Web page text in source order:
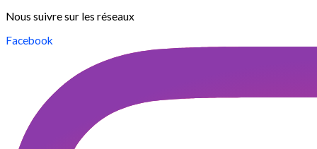
Nous suivre sur les réseaux
Facebook